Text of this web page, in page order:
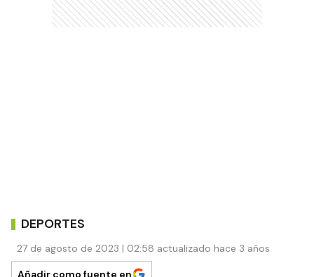
DEPORTES
27 de agosto de 2023 | 02:58 actualizado hace 3 años
Añadir como fuente en